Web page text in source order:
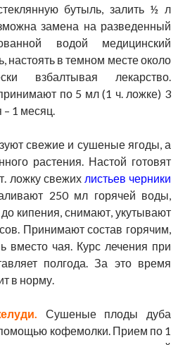
бутыль, залить ½ л
замена на разведенный
водой медицинский
настоять в темном месте около
взбалтывая лекарство.
по 5 мл (1 ч. ложке) 3
– 1 месяц.
свежие и сушеные ягоды, а
растения. Настой готовят
ложку свежих листьев черники
250 мл горячей воды,
кипения, снимают, укутывают
Принимают состав горячим,
вместо чая. Курс лечения при
полгода. За это время
в норму.
Сушеные плоды дуба
кофемолки. Прием по 1